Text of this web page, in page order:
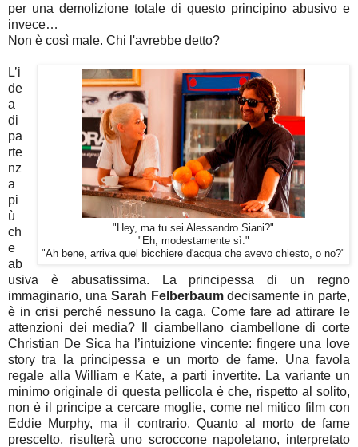
per una demolizione totale di questo principino abusivo e
invece…
Non è così male. Chi l'avrebbe detto?
"Hey, ma tu sei Alessandro Siani?"
"Eh, modestamente sì."
"Ah bene, arriva quel bicchiere d'acqua che avevo chiesto, o no?"
L’i
de
a
di
pa
rte
nz
a
pi
ù
ch
e
ab
usiva è abusatissima. La principessa di un regno
immaginario, una Sarah Felberbaumdecisamente in parte,
è in crisi perché nessuno la caga. Come fare ad attirare le
attenzioni dei media? Il ciambellano ciambellone di corte
Christian De Sica ha l’intuizione vincente: fingere una love
story tra la principessa e un morto de fame. Una favola
regale alla William e Kate, a parti invertite. La variante un
minimo originale di questa pellicola è che, rispetto al solito,
non è il principe a cercare moglie, come nel mitico film con
Eddie Murphy, ma il contrario. Quanto al morto de fame
prescelto, risulterà uno scroccone napoletano, interpretato